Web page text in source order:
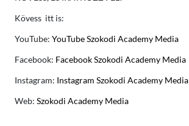
Kövess itt is:
YouTube: YouTube Szokodi Academy Media
Facebook: Facebook Szokodi Academy Media
Instagram: Instagram Szokodi Academy Media
Web: Szokodi Academy Media